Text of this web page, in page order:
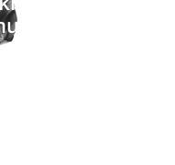
visada turiningus!